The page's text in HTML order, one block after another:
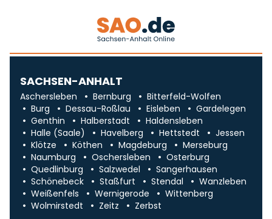
SACHSEN-ANHALT
Aschersleben Bernburg
Bitterfeld-Wolfen
Burg
Dessau-Roßlau Eisleben
Gardelegen
Genthin
Halberstadt
Haldensleben
Halle (Saale)
Havelberg Hettstedt
Jessen
Klötze
Köthen Magdeburg
Merseburg
Naumburg
Oschersleben
Osterburg
Quedlinburg
Salzwedel
Sangerhausen
Schönebeck
Staßfurt Stendal
Wanzleben
Weißenfels
Wernigerode
Wittenberg
Wolmirstedt
Zeitz Zerbst